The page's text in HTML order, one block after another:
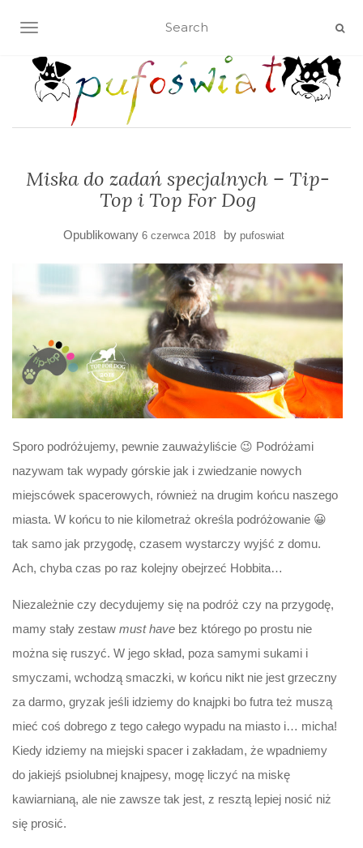
TOGGLE NAVIGATION
Miska do zadań specjalnych – Tip-
Top i Top For Dog
Opublikowany 6 czerwca 2018 by pufoswiat
Sporo podróżujemy, pewnie zauważyliście 😉 Podróżami
nazywam tak wypady górskie jak i zwiedzanie nowych
miejscówek spacerowych, również na drugim końcu naszego
miasta. W końcu to nie kilometraż określa podróżowanie 😀
tak samo jak przygodę, czasem wystarczy wyjść z domu.
Ach, chyba czas po raz kolejny obejrzeć Hobbita…
Niezależnie czy decydujemy się na podróż czy na przygodę,
mamy stały zestaw must have bez którego po prostu nie
można się ruszyć. W jego skład, poza samymi sukami i
smyczami, wchodzą smaczki, w końcu nikt nie jest grzeczny
za darmo, gryzak jeśli idziemy do knajpki bo futra też muszą
mieć coś dobrego z tego całego wypadu na miasto i… micha!
Kiedy idziemy na miejski spacer i zakładam, że wpadniemy
do jakiejś psiolubnej knajpesy, mogę liczyć na miskę
kawiarnianą, ale nie zawsze tak jest, z resztą lepiej nosić niż
się prosić.